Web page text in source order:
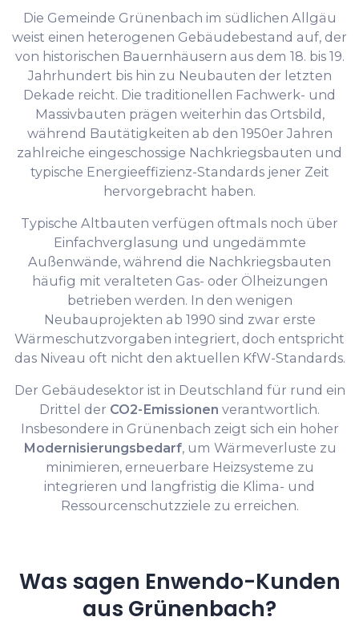
Die Gemeinde Grünenbach im südlichen Allgäu
weist einen heterogenen Gebäudebestand auf, der
von historischen Bauernhäusern aus dem 18. bis 19.
Jahrhundert bis hin zu Neubauten der letzten
Dekade reicht. Die traditionellen Fachwerk- und
Massivbauten prägen weiterhin das Ortsbild,
während Bautätigkeiten ab den 1950er Jahren
zahlreiche eingeschossige Nachkriegsbauten und
typische Energieeffizienz-Standards jener Zeit
hervorgebracht haben.
Typische Altbauten verfügen oftmals noch über
Einfachverglasung und ungedämmte
Außenwände, während die Nachkriegsbauten
häufig mit veralteten Gas- oder Ölheizungen
betrieben werden. In den wenigen
Neubauprojekten ab 1990 sind zwar erste
Wärmeschutzvorgaben integriert, doch entspricht
das Niveau oft nicht den aktuellen KfW-Standards.
Der Gebäudesektor ist in Deutschland für rund ein
Drittel der CO2-Emissionen verantwortlich.
Insbesondere in Grünenbach zeigt sich ein hoher
Modernisierungsbedarf, um Wärmeverluste zu
minimieren, erneuerbare Heizsysteme zu
integrieren und langfristig die Klima- und
Ressourcenschutzziele zu erreichen.
Was sagen Enwendo-Kunden
aus Grünenbach?